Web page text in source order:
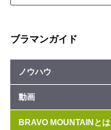
ブラマンガイド
ノウハウ
動画
BRAVO MOUNTAINとは